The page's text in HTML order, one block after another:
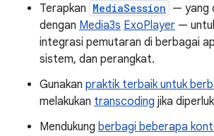
Terapkan MediaSession — yang
dengan Media3s ExoPlayer —
integrasi pemutaran di berbagai
sistem, dan perangkat.
Gunakan praktik terbaik untuk
melakukan transcoding jika
Mendukung berbagi beberapa